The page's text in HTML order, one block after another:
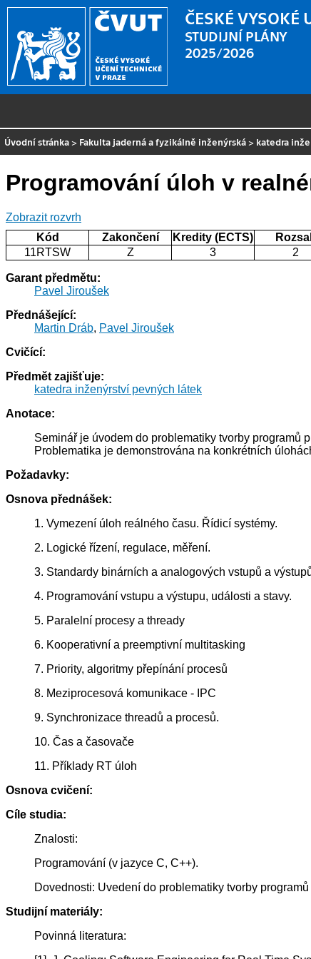
ČESKÉ VYSOKÉ
STUDIJNÍ PLÁNY
2025/2026
Úvodní stránka > Fakulta jaderná a fyzikálně inženýrská > katedra
Programování úloh v
Zobrazit rozvrh
Kód
Zakončení Kredity (ECTS)
11RTSW
Z 3 2
Garant předmětu:
Pavel Jiroušek
Přednášející:
Martin Dráb, Pavel Jiroušek
Cvičící:
Předmět zajišťuje:
katedra inženýrství pevných látek
Anotace:
Seminář je úvodem do problematiky tvorby programů
Problematika je demonstrována na konkrétních
Požadavky:
Osnova přednášek:
1. Vymezení úloh reálného času. Řídicí systémy.
2. Logické řízení, regulace, měření.
3. Standardy binárních a analogových vstupů a
4. Programování vstupu a výstupu, události a stavy.
5. Paralelní procesy a thready
6. Kooperativní a preemptivní multitasking
7. Priority, algoritmy přepínání procesů
8. Meziprocesová komunikace - IPC
9. Synchronizace threadů a procesů.
10. Čas a časovače
11. Příklady RT úloh
Osnova cvičení:
Cíle studia:
Znalosti:
Programování (v jazyce C, C++).
Dovednosti: Uvedení do problematiky tvorby
Studijní materiály:
Povinná literatura: